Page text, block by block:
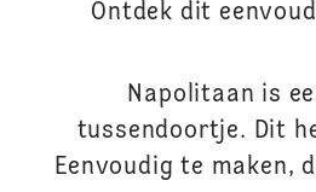
Ontdek dit
Napolitaan is
tussendoortje. Dit
Eenvoudig te maken,